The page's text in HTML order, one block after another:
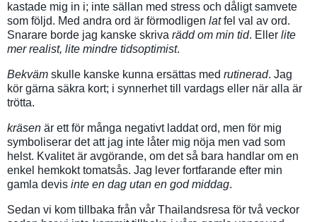
kastade mig in i; inte sällan med stress och dåligt samvete
som följd. Med andra ord är förmodligen latfel val av ord.
Snarare borde jag kanske skriva rädd om min tid. Eller lite
mer realist, lite mindre tidsoptimist.
Bekväm skulle kanske kunna ersättas med rutinerad. Jag
kör gärna säkra kort; i synnerhet till vardags eller när alla är
trötta.
kräsen är ett för många negativt laddat ord, men för mig
symboliserar det att jag inte låter mig nöja men vad som
helst. Kvalitet är avgörande, om det så bara handlar om en
enkel hemkokt tomatsås. Jag lever fortfarande efter min
gamla devis inte en dag utan en god middag.
Sedan vi kom tillbaka från vår Thailandsresa för två veckor